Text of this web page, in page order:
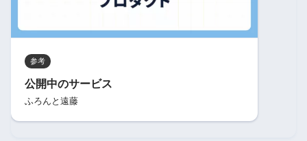
参考
公開中のサービス
ふろんと遠藤